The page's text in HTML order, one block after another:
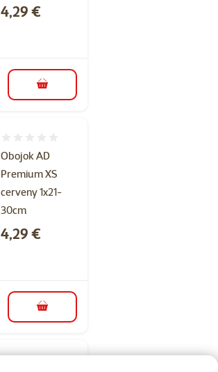
Cena
4,29 €
do košíka
Obojok AD
Premium XS
cerveny 1x21-
30cm
Cena
4,29 €
do košíka